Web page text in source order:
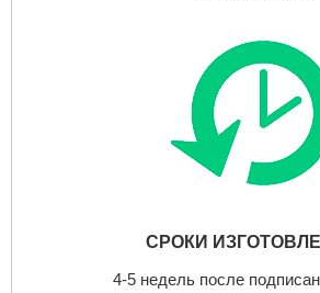
СРОКИ
4-5 недель после